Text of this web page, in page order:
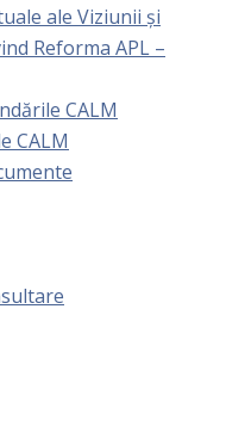
ale Viziunii și
Reforma APL –
CALM
CALM